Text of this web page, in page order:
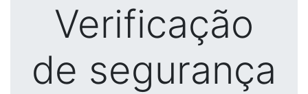
Verificação
de segurança